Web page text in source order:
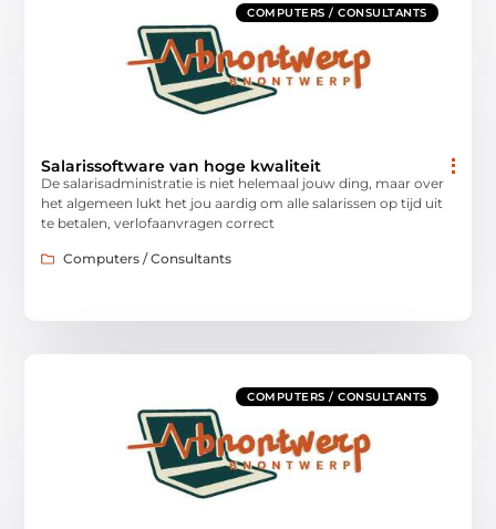
COMPUTERS / CONSULTANTS
Salarissoftware van hoge kwaliteit
De salarisadministratie is niet helemaal jouw ding, maar over
het algemeen lukt het jou aardig om alle salarissen op tijd uit
te betalen, verlofaanvragen correct
Computers / Consultants
COMPUTERS / CONSULTANTS